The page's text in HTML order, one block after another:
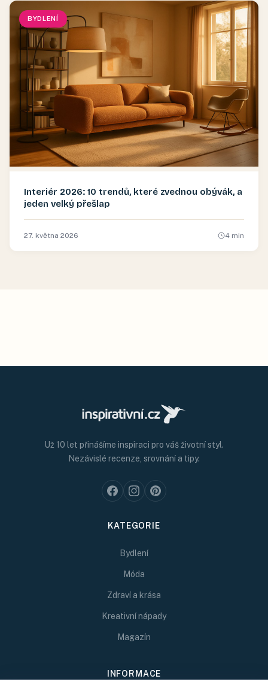
BYDLENÍ
Interiér 2026: 10 trendů, které zvednou obývák, a
jeden velký přešlap
27. května 2026 4 min
Už 10 let přinášíme inspiraci pro váš životní styl.
Nezávislé recenze, srovnání a tipy.
KATEGORIE
Bydlení
Móda
Zdraví a krása
Kreativní nápady
Magazín
INFORMACE